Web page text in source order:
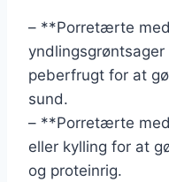
– **Porretærte
peberfrugt for at
sund.
– **Porretærte
eller kylling for at
og proteinrig.